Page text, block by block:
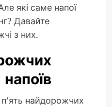
які саме напої
Давайте
з них.
найдорожчих